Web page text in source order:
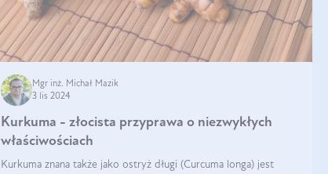
Mgr inż. Michał Mazik
3 lis 2024
Kurkuma - złocista przyprawa o niezwykłych
właściwościach
Kurkuma znana także jako ostryż długi (Curcuma longa) jest